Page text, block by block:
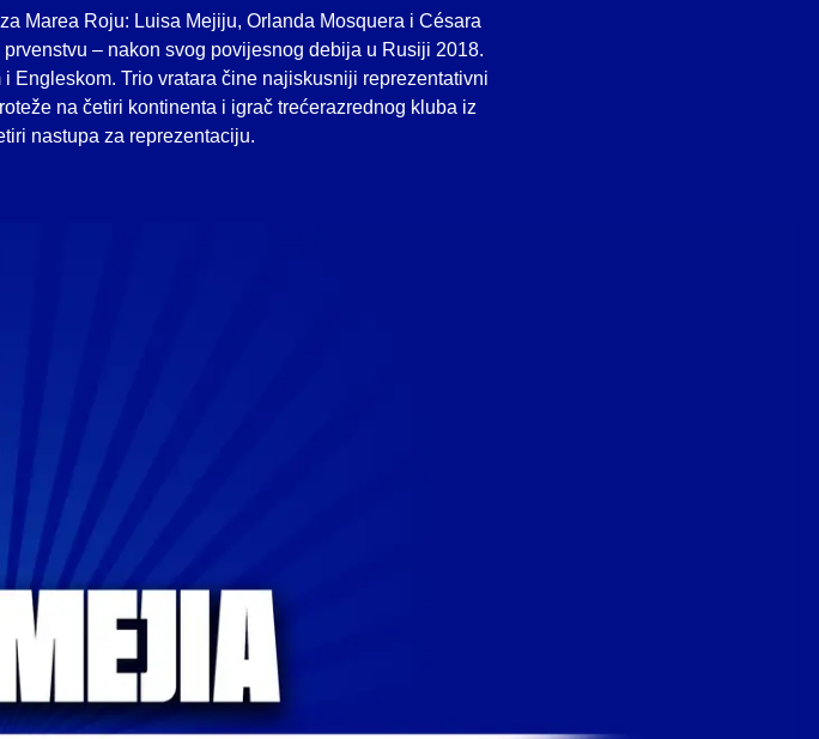
Marea Roju: Luisa Mejiju, Orlanda Mosquera i Césara
– nakon svog povijesnog debija u Rusiji 2018.
Engleskom. Trio vratara čine najiskusniji reprezentativni
na četiri kontinenta i igrač trećerazrednog kluba iz
nastupa za reprezentaciju.